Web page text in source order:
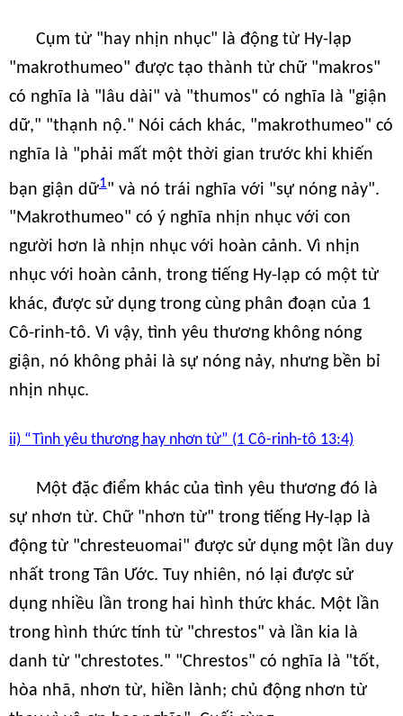
Cụm từ "hay nhịn nhục" là động từ Hy-lạp
"makrothumeo" được tạo thành từ chữ "makros"
có nghĩa là "lâu dài" và "thumos" có nghĩa là "giận
dữ," "thạnh nộ." Nói cách khác, "makrothumeo" có
nghĩa là "phải mất một thời gian trước khi khiến
bạn giận dữ1" và nó trái nghĩa với "sự nóng nảy".
"Makrothumeo" có ý nghĩa nhịn nhục với con
người hơn là nhịn nhục với hoàn cảnh. Vì nhịn
nhục với hoàn cảnh, trong tiếng Hy-lạp có một từ
khác, được sử dụng trong cùng phân đoạn của 1
Cô-rinh-tô. Vì vậy, tình yêu thương không nóng
giận, nó không phải là sự nóng nảy, nhưng bền bỉ
nhịn nhục.
ii) “Tình yêu thương hay nhơn từ” (1 Cô-rinh-tô 13:4)
Một đặc điểm khác của tình yêu thương đó là
sự nhơn từ. Chữ "nhơn từ" trong tiếng Hy-lạp là
động từ "chresteuomai" được sử dụng một lần duy
nhất trong Tân Ước. Tuy nhiên, nó lại được sử
dụng nhiều lần trong hai hình thức khác. Một lần
trong hình thức tính từ "chrestos" và lần kia là
danh từ "chrestotes." "Chrestos" có nghĩa là "tốt,
hòa nhã, nhơn từ, hiền lành; chủ động nhơn từ